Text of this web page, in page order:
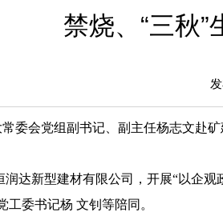
禁烧、“三秋
常委会党组副书记、副主任杨志文赴
润达新型建材有限公司，开展“以企观
工委书记杨 文钊等陪同。